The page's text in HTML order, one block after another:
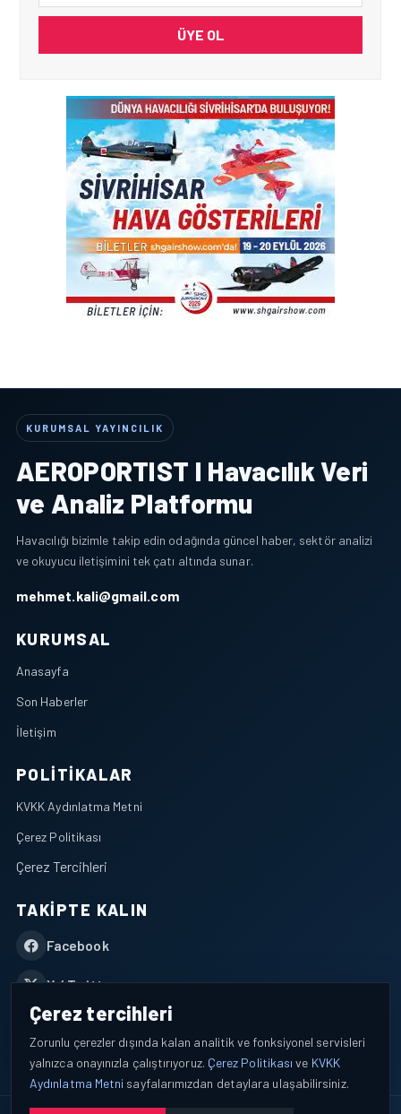
ÜYE OL
KURUMSAL YAYINCILIK
AEROPORTIST I Havacılık Veri
ve Analiz Platformu
Havacılığı bizimle takip edin odağında güncel haber, sektör analizi
ve okuyucu iletişimini tek çatı altında sunar.
mehmet.kali@gmail.com
KURUMSAL
Anasayfa
Son Haberler
İletişim
POLITIKALAR
KVKK Aydınlatma Metni
Çerez Politikası
Çerez Tercihleri
TAKIPTE KALIN
Facebook
X / Twitter
YouTube
WhatsApp
Çerez tercihleri
Zorunlu çerezler dışında kalan analitik ve fonksiyonel servisleri
yalnızca onayınızla çalıştırıyoruz. Çerez Politikası ve KVKK
Aydınlatma Metni sayfalarımızdan detaylara ulaşabilirsiniz.